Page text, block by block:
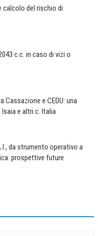
calcolo del rischio di
c.c. in caso di vizi o
Cassazione e CEDU: una
e altri c. Italia
da strumento operativo a
prospettive future